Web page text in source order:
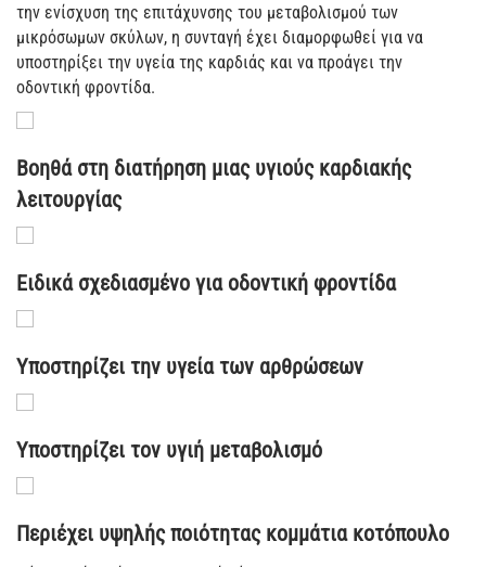
την ενίσχυση της επιτάχυνσης του μεταβολισμού των
μικρόσωμων σκύλων, η συνταγή έχει διαμορφωθεί για να
υποστηρίξει την υγεία της καρδιάς και να προάγει την
οδοντική φροντίδα.
Βοηθά στη διατήρηση μιας υγιούς καρδιακής
λειτουργίας
Ειδικά σχεδιασμένο για οδοντική φροντίδα
Υποστηρίζει την υγεία των αρθρώσεων
Υποστηρίζει τον υγιή μεταβολισμό
Περιέχει υψηλής ποιότητας κομμάτια κοτόπουλο